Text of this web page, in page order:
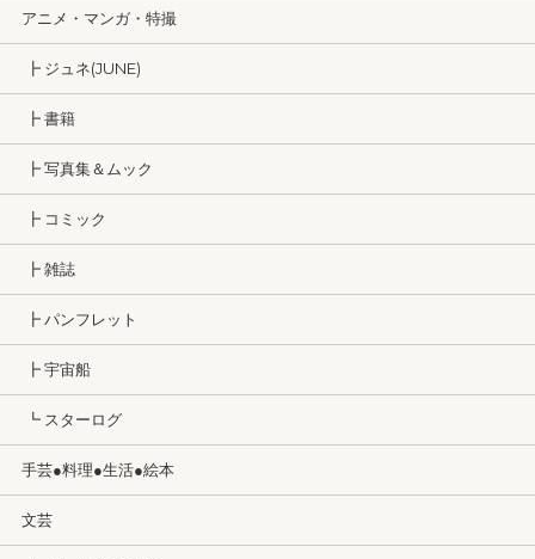
アニメ・マンガ・特撮
┣ ジュネ(JUNE)
┣ 書籍
┣ 写真集＆ムック
┣ コミック
┣ 雑誌
┣ パンフレット
┣ 宇宙船
┗ スターログ
手芸●料理●生活●絵本
文芸